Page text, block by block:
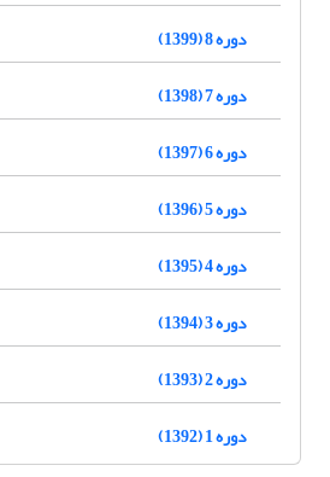
دوره 8 (1399)
دوره 7 (1398)
دوره 6 (1397)
دوره 5 (1396)
دوره 4 (1395)
دوره 3 (1394)
دوره 2 (1393)
دوره 1 (1392)